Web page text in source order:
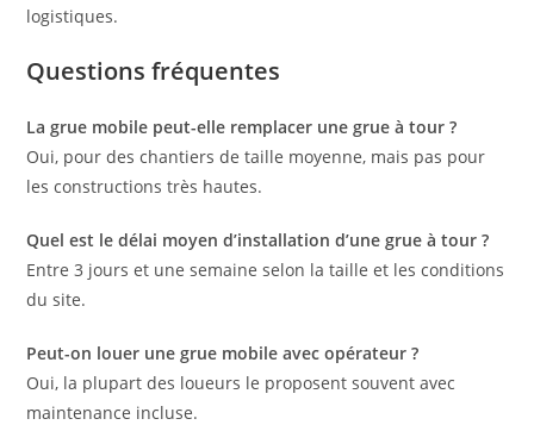
logistiques.
Questions fréquentes
La grue mobile peut-elle remplacer une grue à tour ?
Oui, pour des chantiers de taille moyenne, mais pas pour
les constructions très hautes.
Quel est le délai moyen d’installation d’une grue à tour ?
Entre 3 jours et une semaine selon la taille et les conditions
du site.
Peut-on louer une grue mobile avec opérateur ?
Oui, la plupart des loueurs le proposent souvent avec
maintenance incluse.